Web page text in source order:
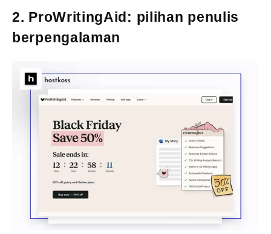
2. ProWritingAid: pilihan penulis
berpengalaman